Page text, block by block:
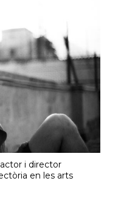
i director
en les arts